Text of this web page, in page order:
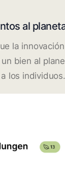
al
la
bien al
los individuos.